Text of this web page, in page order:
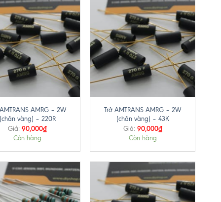
AMRG – 2W
vàng) – 220R
Giá: 90,000₫
Còn hàng
Trở AMTRANS AMRG – 2W
(chân vàng) – 43K
Giá: 90,000₫
Còn hàng